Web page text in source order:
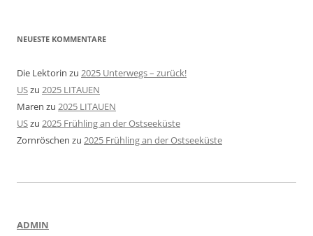
NEUESTE KOMMENTARE
Die Lektorin zu 2025 Unterwegs – zurück!
USzu 2025 LITAUEN
Maren zu 2025 LITAUEN
USzu 2025 Frühling an der Ostseeküste
Zornröschen zu 2025 Frühling an der Ostseeküste
ADMIN